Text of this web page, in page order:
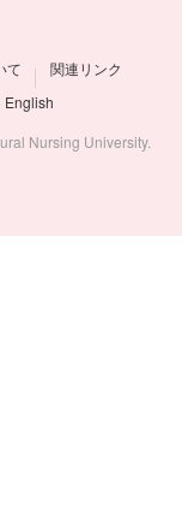
て
関連リンク
English
Nursing University.